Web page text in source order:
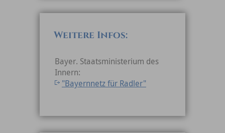
Weitere Infos:
Bayer. Staatsministerium des
Innern:
"Bayernnetz für Radler"